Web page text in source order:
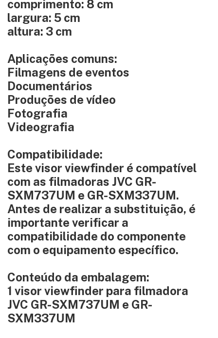
comprimento: 8 cm
largura: 5 cm
altura: 3 cm
Aplicações comuns:
Filmagens de eventos
Documentários
Produções de vídeo
Fotografia
Videografia
Compatibilidade:
Este visor viewfinder é compatível
com as filmadoras JVC GR-
SXM737UM e GR-SXM337UM.
Antes de realizar a substituição, é
importante verificar a
compatibilidade do componente
com o equipamento específico.
Conteúdo da embalagem:
1 visor viewfinder para filmadora
JVC GR-SXM737UM e GR-
SXM337UM